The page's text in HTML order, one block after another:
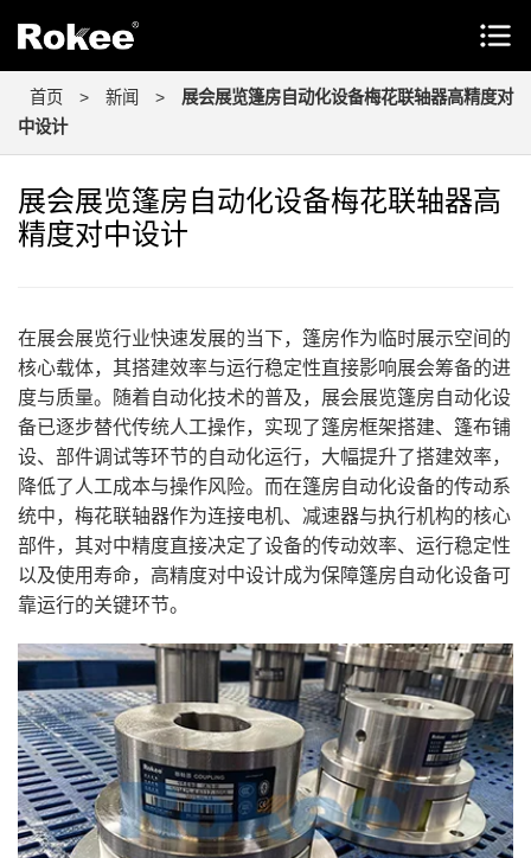
首页 > 新闻 >
展会展览篷房自动化设备梅花联轴器高精度对
中设计
展会展览篷房自动化设备梅花联轴器高
精度对中设计
在展会展览行业快速发展的当下，篷房作为临时展示空间的
核心载体，其搭建效率与运行稳定性直接影响展会筹备的进
度与质量。随着自动化技术的普及，展会展览篷房自动化设
备已逐步替代传统人工操作，实现了篷房框架搭建、篷布铺
设、部件调试等环节的自动化运行，大幅提升了搭建效率，
降低了人工成本与操作风险。而在篷房自动化设备的传动系
统中，梅花联轴器作为连接电机、减速器与执行机构的核心
部件，其对中精度直接决定了设备的传动效率、运行稳定性
以及使用寿命，高精度对中设计成为保障篷房自动化设备可
靠运行的关键环节。